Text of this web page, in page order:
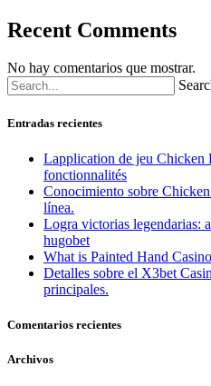
Recent Comments
No hay comentarios que mostrar.
Entradas recientes
Lapplication de jeu Chicken
fonctionnalités
Conocimiento sobre
línea.
Logra victorias legendarias:
hugobet
What is Painted Hand
Detalles sobre el X3bet
principales.
Comentarios recientes
Archivos